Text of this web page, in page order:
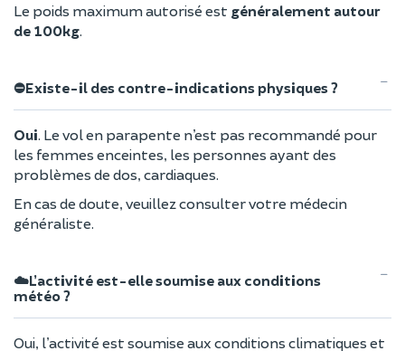
Le poids maximum autorisé est généralement autour
de 100kg.
⛔Existe-il des contre-indications physiques ?
Oui. Le vol en parapente n’est pas recommandé pour
les femmes enceintes, les personnes ayant des
problèmes de dos, cardiaques.
En cas de doute, veuillez consulter votre médecin
généraliste.
☁️L’activité est-elle soumise aux conditions
météo ?
Oui, l’activité est soumise aux conditions climatiques et